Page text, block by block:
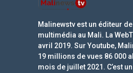
Malinewstv est un éditeur
multimédia au Mali. La
avril 2019. Sur Youtube,
19 millions de vues 86 000
mois de juillet 2021. C’est